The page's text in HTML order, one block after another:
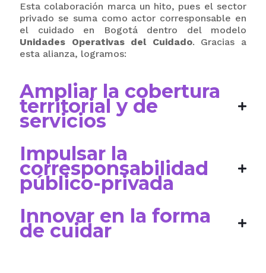
Esta colaboración marca un hito, pues el sector
privado se suma como actor corresponsable en
el cuidado en Bogotá dentro del modelo
Unidades Operativas del Cuidado. Gracias a
esta alianza, logramos:
Ampliar la cobertura
territorial y de
servicios
Impulsar la
corresponsabilidad
público-privada
Innovar en la forma
de cuidar